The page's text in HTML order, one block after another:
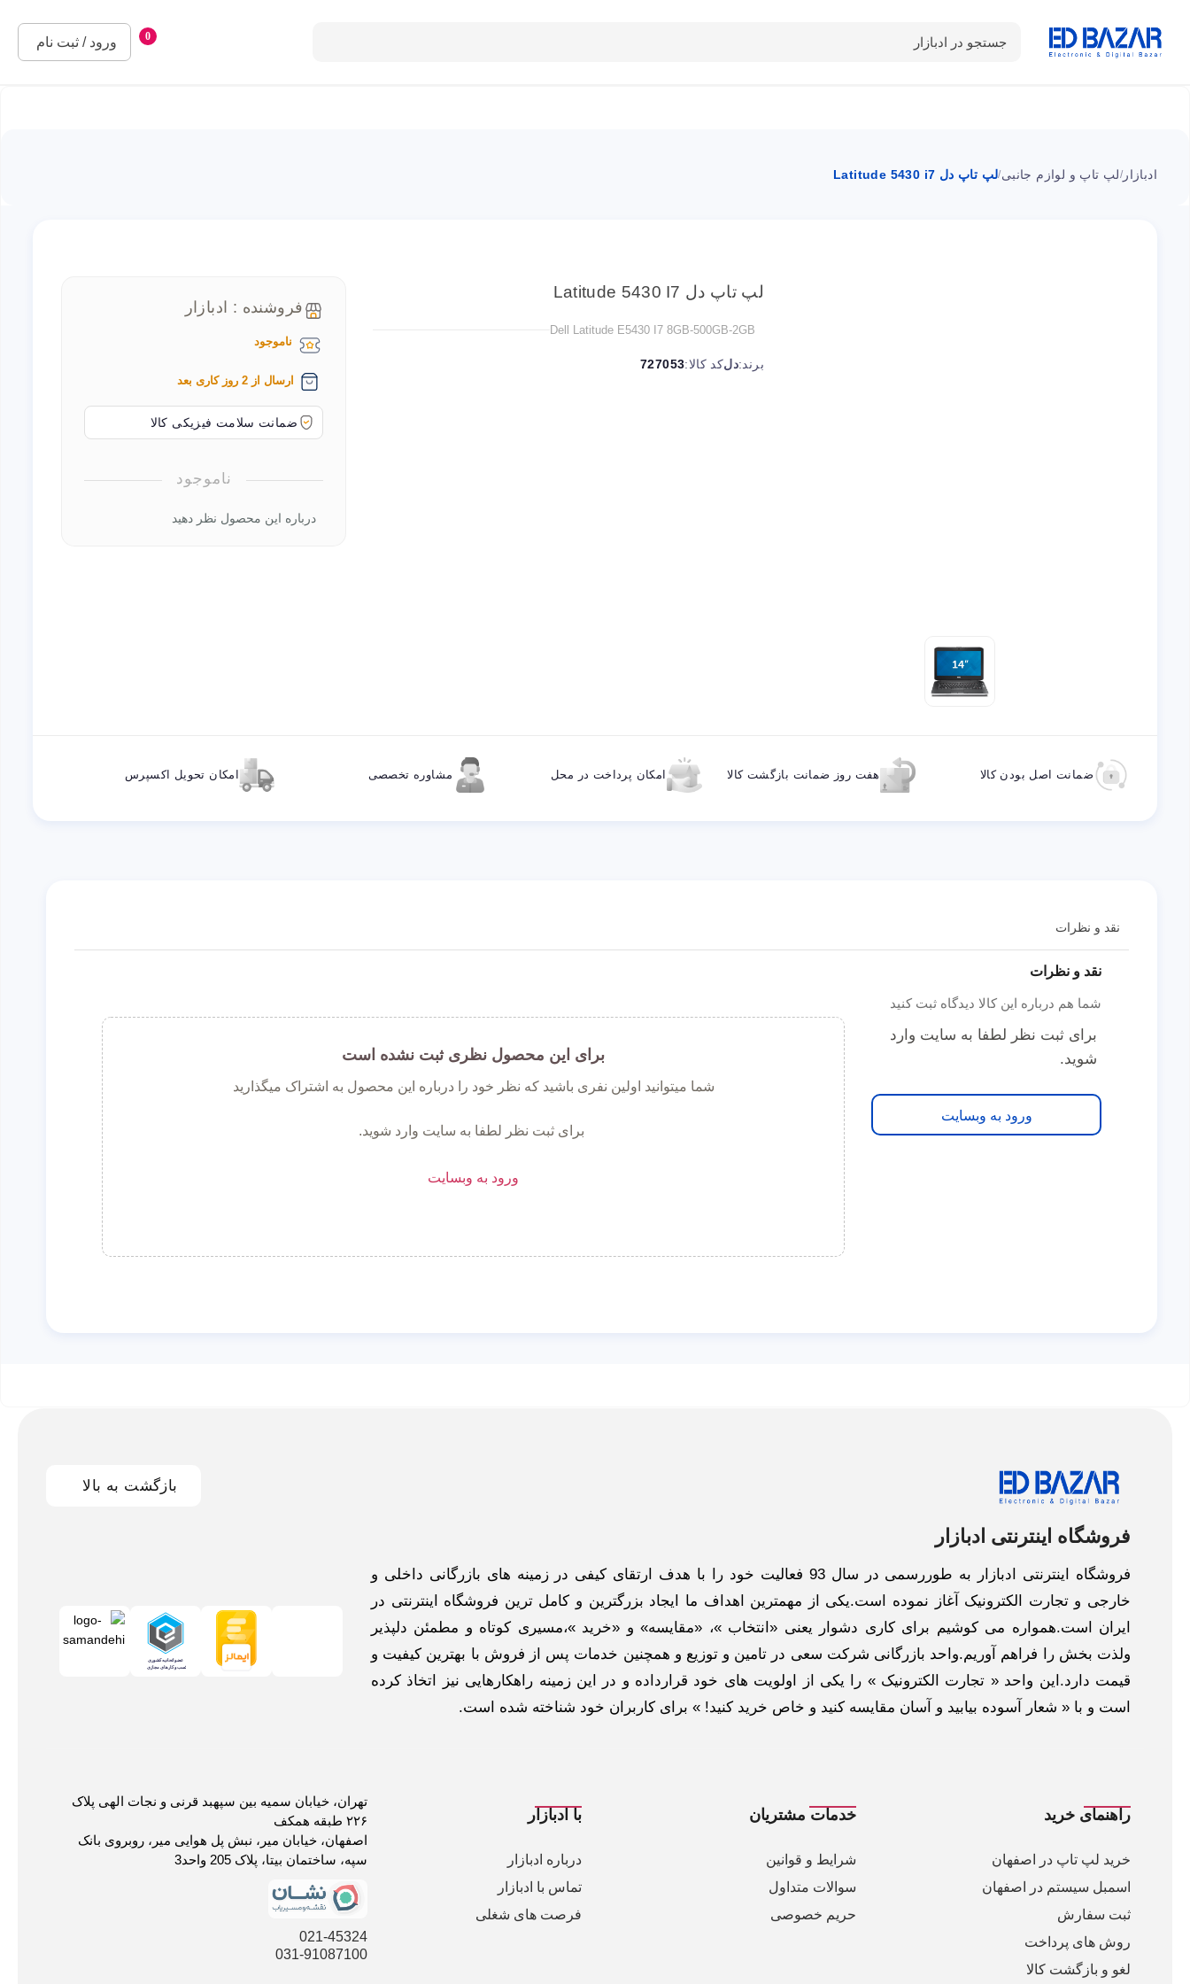
جستجو در ادبازار 0
ورود / ثبت نام
دسته بندی محصولات
ادبازار /لپ تاپ و لوازم جانبی/لپ تاپ دل Latitude 5430 i7
لپ تاپ دل Latitude 5430 I7
Dell Latitude E5430 I7 8GB-500GB-2GB
برند:دلکد کالا:727053
فروشنده : ادبازار
ناموجود
ارسال از 2 روز کاری بعد
ضمانت سلامت فیزیکی کالا
ناموجود
درباره این محصول نظر دهید
ضمانت اصل بودن کالا هفت روز ضمانت بازگشت کالا امکان پرداخت در محل مشاوره تخصصی امکان تحویل اکسپرس
نقد و نظرات
نقد و نظرات
شما هم درباره این کالا دیدگاه ثبت کنید
برای ثبت نظر لطفا به سایت وارد
شوید.
ورود به وبسایت
برای این محصول نظری ثبت نشده است
شما میتوانید اولین نفری باشید که نظر خود را درباره این محصول به اشتراک میگذارید
برای ثبت نظر لطفا به سایت وارد شوید.
ورود به وبسایت
بازگشت به بالا
فروشگاه اینترنتی ادبازار
فروشگاه اینترنتی ادبازار به طوررسمی در سال 93 فعالیت خود را با هدف ارتقای کیفی در زمینه های بازرگانی داخلی و
خارجی و تجارت الکترونیک آغاز نموده است.یکی از مهمترین اهداف ما ایجاد بزرگترین و کامل ترین فروشگاه اینترنتی در
ایران است.همواره می کوشیم برای کاری دشوار یعنی «انتخاب »، «مقایسه» و «خرید »،مسیری کوتاه و مطمئن دلپذیر
ولذت بخش را فراهم آوریم.واحد بازرگانی شرکت سعی در تامین و توزیع و همچنین خدمات پس از فروش با بهترین کیفیت و
قیمت دارد.این واحد « تجارت الکترونیک » را یکی از اولویت های خود قرارداده و در این زمینه راهکارهایی نیز اتخاذ کرده
است و با « شعار آسوده بیابید و آسان مقایسه کنید و خاص خرید کنید! » برای کاربران خود شناخته شده است.
راهنمای خرید
خرید لپ تاپ در اصفهان
اسمبل سیستم در اصفهان
ثبت سفارش
روش های پرداخت
لغو و بازگشت کالا
خدمات مشتریان
شرایط و قوانین
سوالات متداول
حریم خصوصی
با ادبازار
درباره ادبازار
تماس با ادبازار
فرصت های شغلی
تهران، خیابان سمیه بین سپهبد قرنی و نجات الهی پلاک
۲۲۶ طبقه همکف
اصفهان، خیابان میر، نبش پل هوایی میر، روبروی بانک
سپه، ساختمان بیتا، پلاک 205 واحد3
021-45324
031-91087100